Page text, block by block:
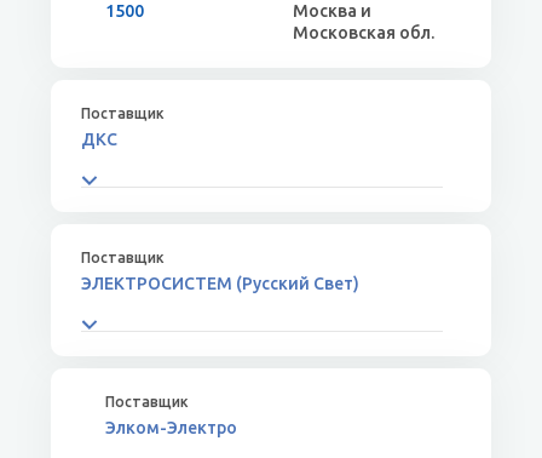
1500
Москва и
Московская обл.
ДКС
ЭЛЕКТРОСИСТЕМ (Русский Свет)
Элком-Электро